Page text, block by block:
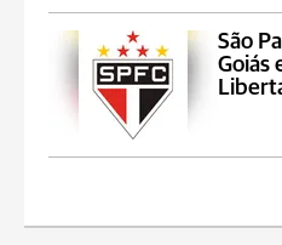
São
Goiás